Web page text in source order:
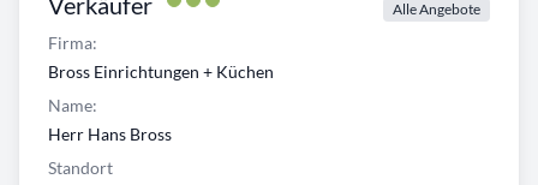
Alle Angebote
Firma:
Bross Einrichtungen + Küchen
Name:
Herr Hans Bross
Standort